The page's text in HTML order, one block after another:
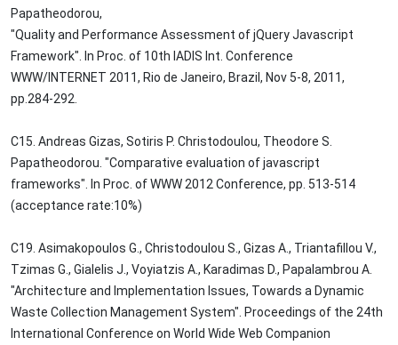
Papatheodorou,
"Quality and Performance Assessment of jQuery Javascript
Framework". In Proc. of 10th IADIS Int. Conference
WWW/INTERNET 2011, Rio de Janeiro, Brazil, Nov 5-8, 2011,
pp.284-292.
C15. Andreas Gizas, Sotiris P. Christodoulou, Theodore S.
Papatheodorou. "Comparative evaluation of javascript
frameworks". In Proc. of WWW 2012 Conference, pp. 513-514
(acceptance rate:10%)
C19. Asimakopoulos G., Christodoulou S., Gizas A., Triantafillou V.,
Tzimas G., Gialelis J., Voyiatzis A., Karadimas D., Papalambrou A.
"Architecture and Implementation Issues, Towards a Dynamic
Waste Collection Management System". Proceedings of the 24th
International Conference on World Wide Web Companion